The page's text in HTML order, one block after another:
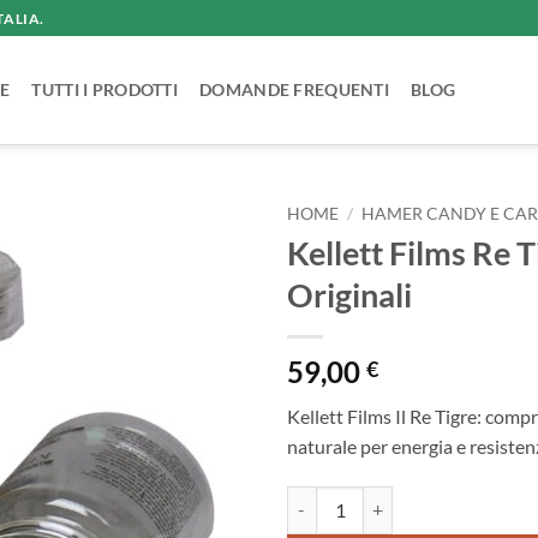
TUTTI I PRODOTTI DOMANDE FREQUENTI BLOG
HOME / HAMER CANDY E
Kellett Films Re
Originali
59,00 €
Kellett Films Il Re Tigre:
naturale per energia e